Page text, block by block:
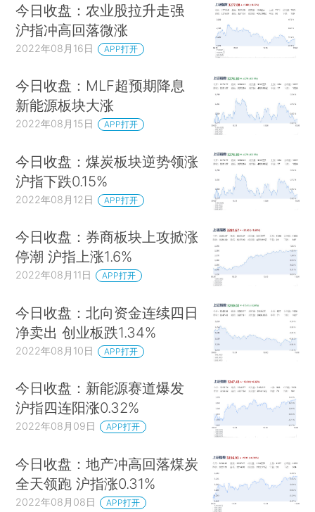
今日收盘：农业股拉升走强
沪指冲高回落微涨
2022年08月16日 APP打开
今日收盘：MLF超预期降息
新能源板块大涨
2022年08月15日 APP打开
今日收盘：煤炭板块逆势领涨
沪指下跌0.15%
2022年08月12日 APP打开
今日收盘：券商板块上攻掀涨
停潮 沪指上涨1.6%
2022年08月11日 APP打开
今日收盘：北向资金连续四日
净卖出 创业板跌1.34%
2022年08月10日 APP打开
今日收盘：新能源赛道爆发
沪指四连阳涨0.32%
2022年08月09日 APP打开
今日收盘：地产冲高回落煤炭
全天领跑 沪指涨0.31%
2022年08月08日 APP打开